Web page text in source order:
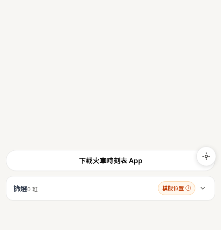
下載火車時刻表 App
篩選0 班 模擬位置 ⓘ